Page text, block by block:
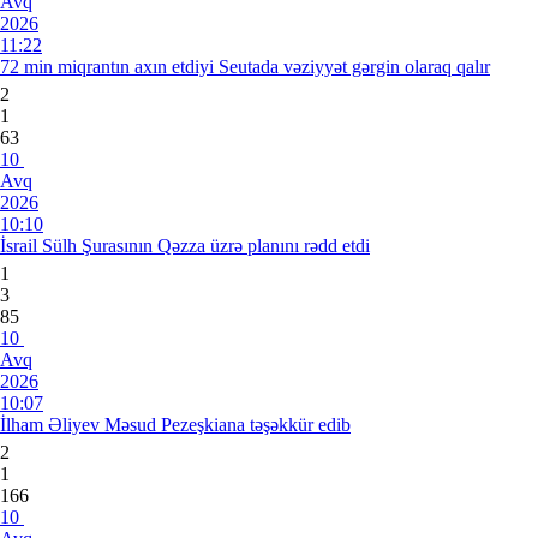
2026
11:22
72 min miqrantın axın etdiyi Seutada vəziyyət gərgin olaraq qalır
2
1
63
10
Avq
2026
10:10
İsrail Sülh Şurasının Qəzza üzrə planını rədd etdi
1
3
85
10
Avq
2026
10:07
İlham Əliyev Məsud Pezeşkiana təşəkkür edib
2
1
166
10